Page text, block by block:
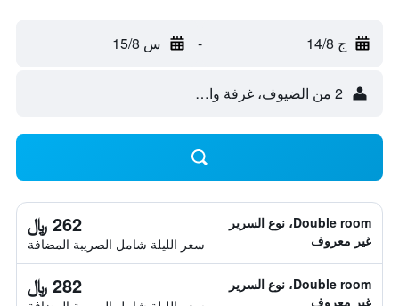
ج 14/8 - س 15/8
2 من الضيوف، غرفة واحدة
Double room، نوع السرير
غير معروف
262 ﷼
سعر الليلة شامل الصريبة المضافة
Double room، نوع السرير
غير معروف
282 ﷼